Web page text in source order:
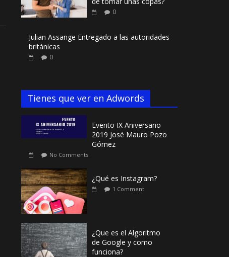
0
Julian Assange Entregado a las autoridades
británicas
0
Tienes que ver en Adwords
Evento IX Aniversario
2019 José Mauro Pozo
Gómez
No Comments
¿Qué es Instagram?
1 Comment
¿Que es el Algoritmo
de Google y como
funciona?